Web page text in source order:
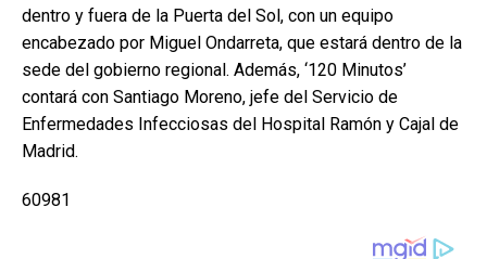
dentro y fuera de la Puerta del Sol, con un equipo
encabezado por Miguel Ondarreta, que estará dentro de la
sede del gobierno regional. Además, ‘120 Minutos’
contará con Santiago Moreno, jefe del Servicio de
Enfermedades Infecciosas del Hospital Ramón y Cajal de
Madrid.
60981